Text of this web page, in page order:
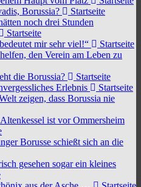
Borussia?
Startseite
noch drei Stunden
Startseite
mir sehr viel!“
Startseite
den Verein am Leben zu
die Borussia?
Startseite
Erlebnis
Startseite
zeigen, dass Borussia nie
ist vor Ommersheim
Borusse schießt sich an die
gesehen sogar ein kleines